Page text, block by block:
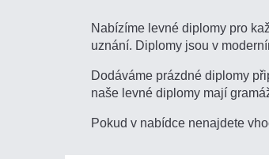
Nabízíme levné diplomy pro
uznání. Diplomy jsou v
Dodáváme prázdné diplomy
naše levné diplomy mají
Pokud v nabídce nenajdete